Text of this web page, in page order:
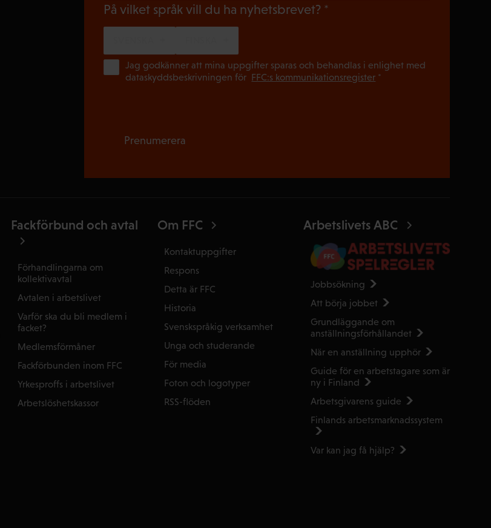
På vilket språk vill du ha nyhetsbrevet?(Obligatoriskt)
Jag godkänner att mina uppgifter sparas och behandlas i enlighet med
dataskyddsbeskrivningen för FFC:s kommunikationsregister *
Prenumerera
Fackförbund och avtal
Förhandlingarna om
kollektivavtal
Avtalen i arbetslivet
Varför ska du bli medlem i
facket?
Medlemsförmåner
Fackförbunden inom FFC
Yrkesproffs i arbetslivet
Arbetslöshetskassor
Om FFC
Kontaktuppgifter
Respons
Detta är FFC
Historia
Svenskspråkig verksamhet
Unga och studerande
För media
Foton och logotyper
RSS-flöden
Arbetslivets ABC
Jobbsökning
Att börja jobbet
Grundläggande om
anställnings­förhållandet
När en anställning upphör
Guide för en arbetstagare som är
ny i Finland
Arbetsgivarens guide
Finlands arbetsmarknads­system
Var kan jag få hjälp?